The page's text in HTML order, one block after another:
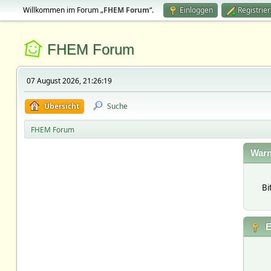
Willkommen im Forum „FHEM Forum“. Einloggen
FHEM Forum
07 August 2026, 21:26:19
Übersicht Suche
FHEM Forum